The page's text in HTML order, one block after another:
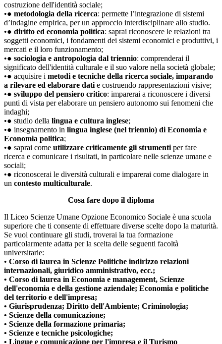
costruzione dell'identità sociale;
•● metodologia della ricerca: permette l’integrazione di sistemi
d’indagine empirica, per un approccio interdisciplinare allo studio.
•● diritto ed economia politica: saprai riconoscere le relazioni tra
soggetti economici, i fondamenti dei sistemi economici e produttivi, i
mercati e il loro funzionamento;
•● sociologia e antropologia dal triennio: comprenderai il
significato dell'identità culturale e il suo valore nella società globale;
•● acquisire i metodi e tecniche della ricerca sociale, imparando
a rilevare ed elaborare dati e costruendo rappresentazioni visive;
•● sviluppo del pensiero critico: imparerai a riconoscere i diversi
punti di vista per elaborare un pensiero autonomo sui fenomeni che
indaghi;
•● studio della lingua e cultura inglese;
•● insegnamento in lingua inglese (nel triennio) di Economia e
Economia politica;
•● saprai come utilizzare criticamente gli strumenti per fare
ricerca e comunicare i risultati, in particolare nelle scienze umane e
sociali;
•● riconoscerai le diversità culturali e imparerai come dialogare in
un contesto multiculturale.
Cosa fare dopo il diploma
Il Liceo Scienze Umane Opzione Economico Sociale è una scuola
superiore che ti consente di effettuare diverse scelte dopo la maturità.
Se vuoi continuare gli studi, troverai la tua formazione
particolarmente adatta per la scelta delle seguenti facoltà
universitarie:
• Corso di laurea in Scienze Politiche indirizzo relazioni
internazionali, giuridico amministrativo, ecc.;
• Corso di laurea in Economia e management, Scienze
dell'economia e della gestione aziendale; Economia e politiche
del territorio e dell'impresa;
• Giurisprudenza; Diritto dell'Ambiente; Criminologia;
• Scienze della comunicazione;
• Scienze della formazione primaria;
• Scienze e tecniche psicologiche;
• Lingue e comunicazione per l'impresa e il Turismo